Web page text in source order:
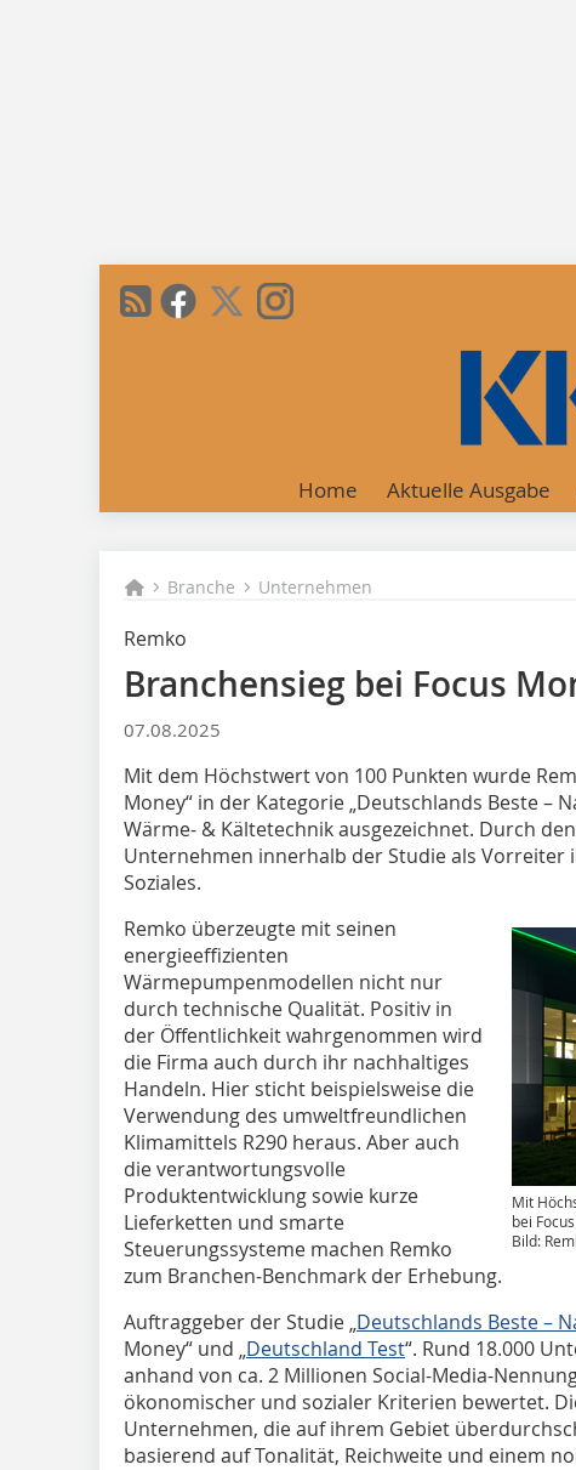
Home Aktuelle Ausgabe
Branche Unternehmen
Remko
Branchensieg bei Focus
07.08.2025
Mit dem Höchstwert von 100 Punkten wurde
Money“ in der Kategorie „Deutschlands Beste –
Wärme- & Kältetechnik ausgezeichnet. Durch
Unternehmen innerhalb der Studie als Vorreiter
Soziales.
Mit
bei
Bild:
Remko überzeugte mit seinen
energieeffizienten
Wärmepumpenmodellen nicht nur
durch technische Qualität. Positiv in
der Öffentlichkeit wahrgenommen wird
die Firma auch durch ihr nachhaltiges
Handeln. Hier sticht beispielsweise die
Verwendung des umweltfreundlichen
Klimamittels R290 heraus. Aber auch
die verantwortungsvolle
Produktentwicklung sowie kurze
Lieferketten und smarte
Steuerungssysteme machen Remko
zum Branchen-Benchmark der Erhebung.
Auftraggeber der Studie „Deutschlands Beste –
Money“ und „Deutschland Test“. Rund 18.000
anhand von ca. 2 Millionen Social-Media-
ökonomischer und sozialer Kriterien bewertet.
Unternehmen, die auf ihrem Gebiet
basierend auf Tonalität, Reichweite und einem